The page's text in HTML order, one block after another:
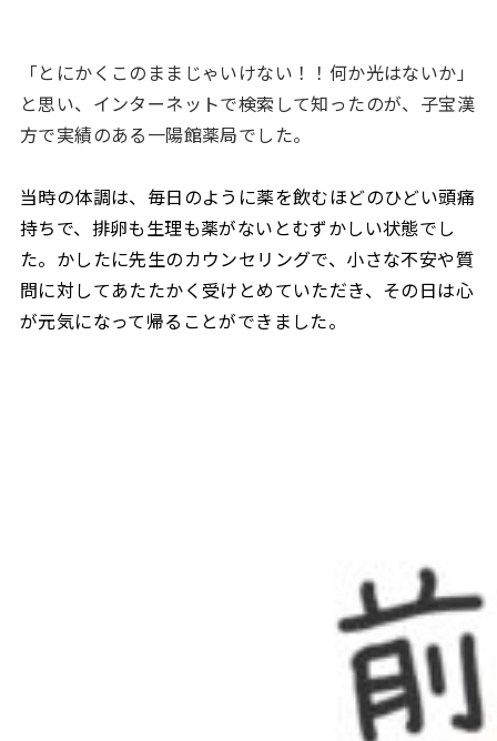
「とにかくこのままじゃいけない！！何か光はないか」
と思い、インターネットで検索して知ったのが、子宝漢
方で実績のある一陽館薬局でした。
当時の体調は、毎日のように薬を飲むほどのひどい頭痛
持ちで、排卵も生理も薬がないとむずかしい状態でし
た。かしたに先生のカウンセリングで、小さな不安や質
問に対してあたたかく受けとめていただき、その日は心
が元気になって帰ることができました。